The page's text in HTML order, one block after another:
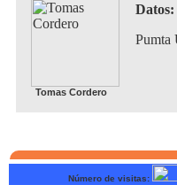
Tomas Cordero
Datos:
Pumta
Número de visitas: